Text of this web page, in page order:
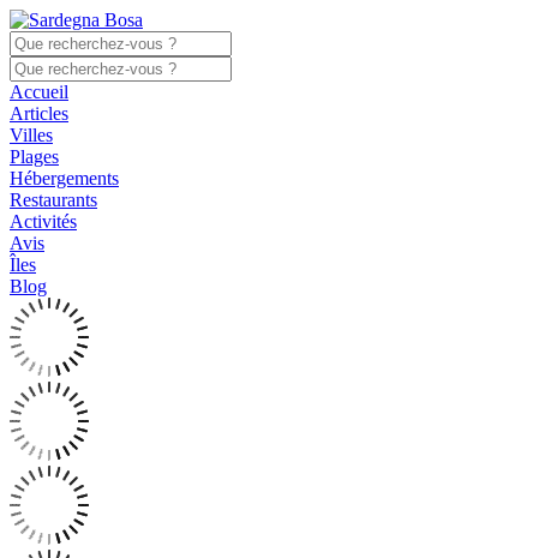
Accueil
Articles
Villes
Plages
Hébergements
Restaurants
Activités
Avis
Îles
Blog